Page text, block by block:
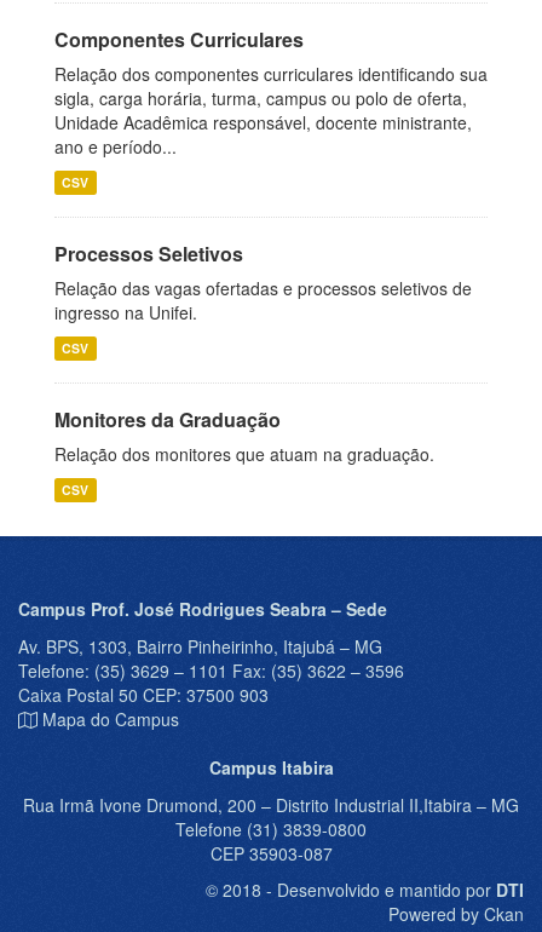
Componentes Curriculares
Relação dos componentes curriculares identificando sua
sigla, carga horária, turma, campus ou polo de oferta,
Unidade Acadêmica responsável, docente ministrante,
ano e período...
CSV
Processos Seletivos
Relação das vagas ofertadas e processos seletivos de
ingresso na Unifei.
CSV
Monitores da Graduação
Relação dos monitores que atuam na graduação.
CSV
Campus Prof. José Rodrigues Seabra – Sede
Av. BPS, 1303, Bairro Pinheirinho, Itajubá – MG
Telefone: (35) 3629 – 1101 Fax: (35) 3622 – 3596
Caixa Postal 50 CEP: 37500 903
Mapa do Campus
Campus Itabira
Rua Irmã Ivone Drumond, 200 – Distrito Industrial II,Itabira – MG
Telefone (31) 3839-0800
CEP 35903-087
© 2018 - Desenvolvido e mantido por DTI
Powered by Ckan